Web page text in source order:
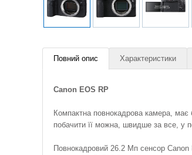
Повний опис Характеристики
Canon EOS RP
Компактна повнокадрова камера,
побачити її можна, швидше за все, у
Повнокадровий 26.2 Мп сенсор Canon